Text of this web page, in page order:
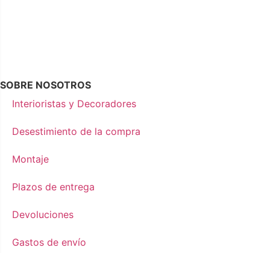
SOBRE NOSOTROS
Interioristas y Decoradores
Desestimiento de la compra
Montaje
Plazos de entrega
Devoluciones
Gastos de envío